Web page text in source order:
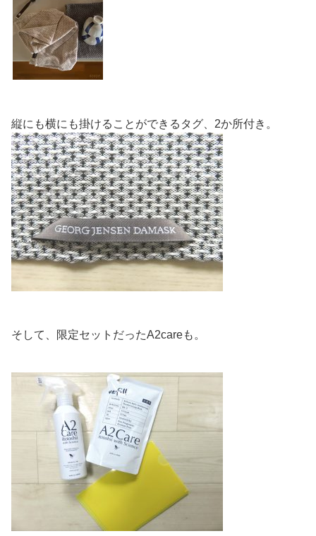
縦にも横にも掛けることができるタグ、2か所付き。
そして、限定セットだったA2careも。